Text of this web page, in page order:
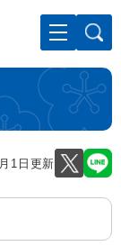
1日更新